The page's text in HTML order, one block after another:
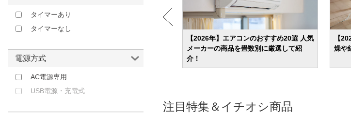
ランキング24選 吸引力？軽さ？ニーズ別
に商品を紹介
【2026年】エアコンのおすすめ20選 人気
メーカーの商品を畳数別に厳選して紹
介！
【
燥や
注目特集＆イチオシ商品
タイマーあり
タイマーなし
電源方式
AC電源専用
USB電源・充電式